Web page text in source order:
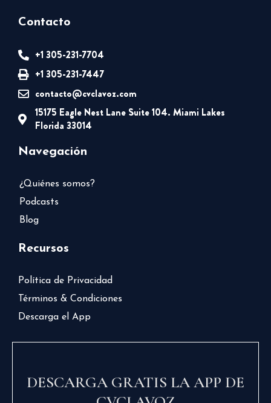
Contacto
+1 305-231-7704
+1 305-231-7447
contacto@cvclavoz.com
15175 Eagle Nest Lane Suite 104. Miami Lakes
Florida 33014
Navegación
¿Quiénes somos?
Podcasts
Blog
Recursos
Política de Privacidad
Términos & Condiciones
Descarga el App
DESCARGA GRATIS LA APP DE